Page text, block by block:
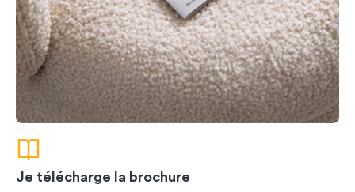
Je télécharge la brochure